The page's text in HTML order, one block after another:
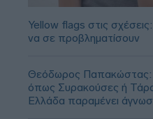
Yellow flags στις
να σε προβληματίσουν
Θεόδωρος Παπακώστας:
όπως Συρακούσες ή
Ελλάδα παραμένει